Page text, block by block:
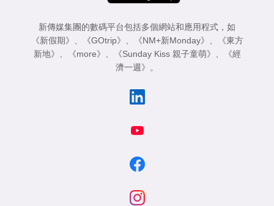
新傳媒集團的數碼平台包括多個網站和應用程式，如
《新假期》
《GOtrip》 《NM+新Monday》
《東方
新地》
《more》 《Sunday Kiss 親子童萌》
《經
濟一週》
。